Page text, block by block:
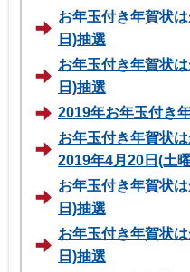
お年玉付き年賀状
日)抽選
お年玉付き年賀状
日)抽選
2019年お年玉付き
お年玉付き年賀状
2019年4月20日(土
お年玉付き年賀状
日)抽選
お年玉付き年賀状
日)抽選